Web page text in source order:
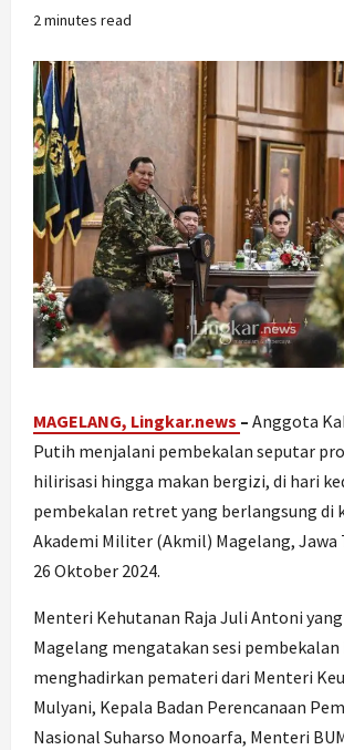
2 minutes read
MAGELANG, Lingkar.news – Anggota
Putih menjalani pembekalan seputar
hilirisasi hingga makan bergizi, di hari
pembekalan retret yang berlangsung di
Akademi Militer (Akmil) Magelang, Jawa
26 Oktober 2024.
Menteri Kehutanan Raja Juli Antoni
Magelang mengatakan sesi
menghadirkan pemateri dari Menteri
Mulyani, Kepala Badan Perencanaan
Nasional Suharso Monoarfa, Menteri